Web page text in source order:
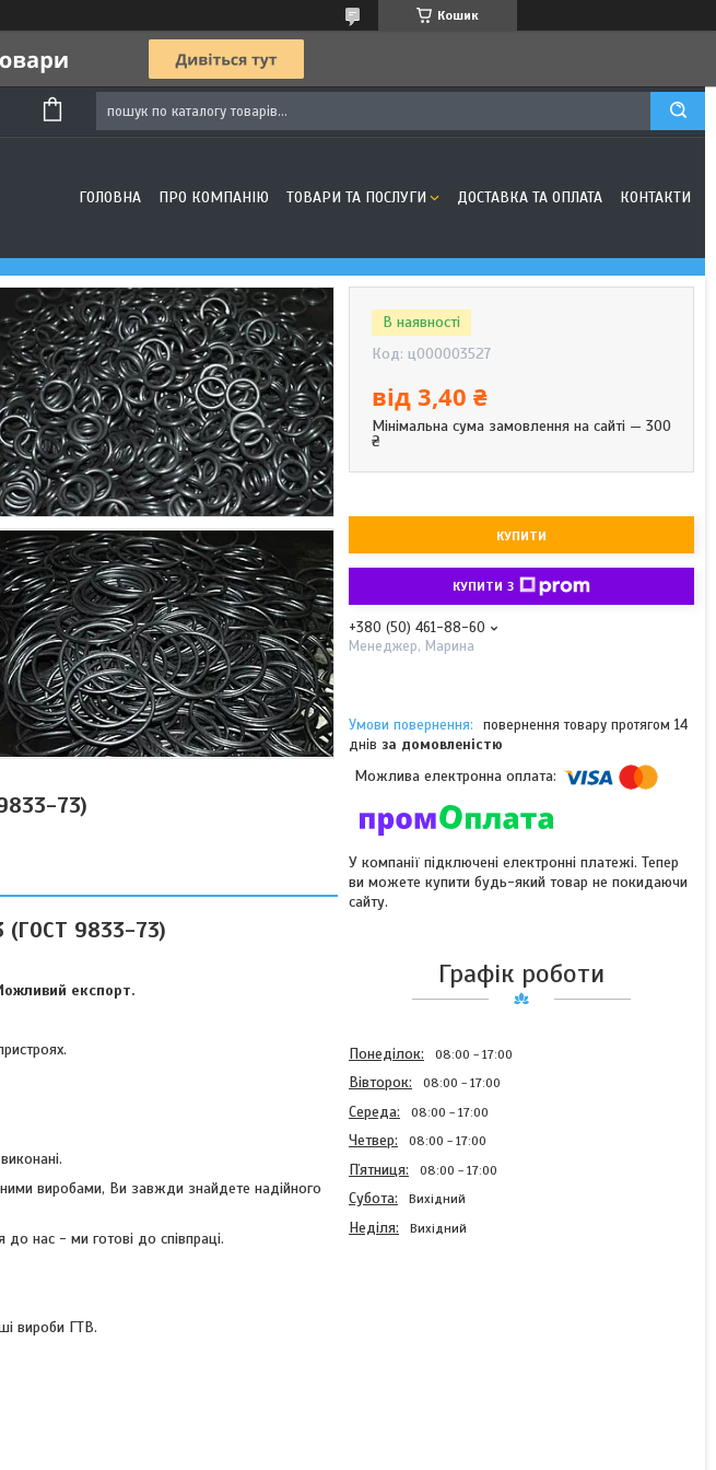
Кошик
ГОЛОВНА ПРО КОМПАНІЮ ТОВАРИ ТА ПОСЛУГИ ДОСТАВКА ТА ОПЛАТА КОНТАКТИ
73)
(ГОСТ 9833-73)
експорт.
виробами, Ви завжди знайдете надійного
до нас - ми готові до співпраці.
вироби ГТВ.
В наявності
Код: ц000003527
від 3,40 ₴
Мінімальна сума замовлення на сайті — 300
₴
КУПИТИ
КУПИТИ З
+380 (50) 461-88-60
Менеджер, Марина
повернення товару протягом 14
днів за домовленістю
У компанії підключені електронні платежі. Тепер
ви можете купити будь-який товар не покидаючи
сайту.
Графік роботи
Понеділок 08:00 17:00
Вівторок 08:00 17:00
Середа 08:00 17:00
Четвер 08:00 17:00
Пʼятниця 08:00 17:00
Субота Вихідний
Неділя Вихідний